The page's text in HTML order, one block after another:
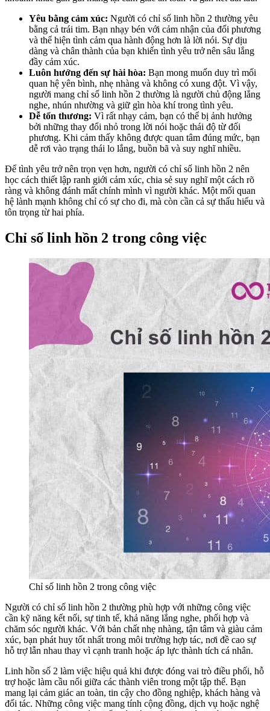
Yêu bằng cảm xúc: Người có chỉ số linh hồn 2 thường yêu
bằng cả trái tim. Bạn nhạy bén với cảm nhận của đối phương
và thể hiện tình cảm qua hành động hơn là lời nói. Sự dịu
dàng và chân thành của bạn khiến tình yêu trở nên sâu lắng
đầy cảm xúc.
Luôn hướng đến sự hài hòa: Bạn mong muốn duy trì mối
quan hệ yên bình, nhẹ nhàng và không có xung đột. Vì vậy,
người mang chỉ số linh hồn 2 thường là người chủ động lắng
nghe, nhún nhường và giữ gìn hòa khí trong tình yêu.
Dễ tổn thương: Vì rất nhạy cảm, bạn có thể bị ảnh hưởng
bởi những thay đổi nhỏ trong lời nói hoặc thái độ từ đối
phương. Khi cảm thấy không được quan tâm đúng mức, bạn
dễ rơi vào trạng thái lo lắng, buồn bã và suy nghĩ nhiều.
Để tình yêu trở nên trọn vẹn hơn, người có chỉ số linh hồn 2 nên
học cách thiết lập ranh giới cảm xúc, chia sẻ suy nghĩ một cách rõ
ràng và không đánh mất chính mình vì người khác. Một mối quan
hệ lành mạnh không chỉ có sự cho đi, mà còn cần cả sự thấu hiểu và
tôn trọng từ hai phía.
Chỉ số linh hồn 2 trong công việc
Chỉ số linh hồn 2 trong công việc
Người có chỉ số linh hồn 2 thường phù hợp với những công việc
cần kỹ năng kết nối, sự tinh tế, khả năng lắng nghe, phối hợp và
chăm sóc người khác. Với bản chất nhẹ nhàng, tận tâm và giàu cảm
xúc, bạn phát huy tốt nhất trong môi trường hợp tác, nơi đề cao sự
hỗ trợ lẫn nhau thay vì cạnh tranh hoặc áp lực thành tích cá nhân.
Linh hồn số 2 làm việc hiệu quả khi được đóng vai trò điều phối, hỗ
trợ hoặc làm cầu nối giữa các thành viên trong một tập thể. Bạn
mang lại cảm giác an toàn, tin cậy cho đồng nghiệp, khách hàng và
đối tác. Những công việc mang tính cộng đồng, dịch vụ hoặc nghệ